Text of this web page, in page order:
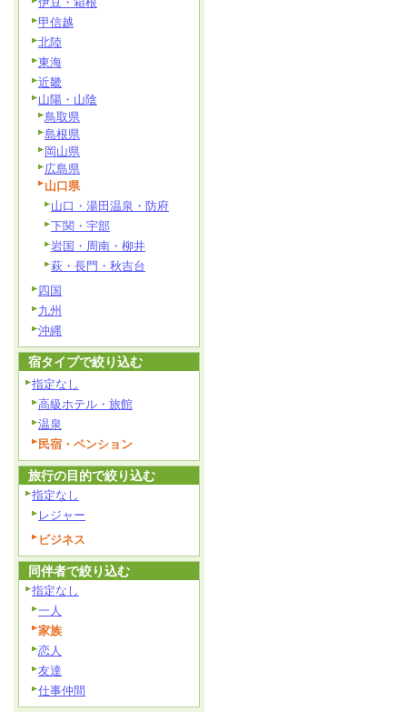
甲信越
北陸
東海
近畿
山陽・山陰
鳥取県
島根県
岡山県
広島県
山口県
山口・湯田温泉・防府
下関・宇部
岩国・周南・柳井
萩・長門・秋吉台
四国
九州
沖縄
宿タイプで絞り込む
指定なし
高級ホテル・旅館
温泉
民宿・ペンション
旅行の目的で絞り込む
指定なし
レジャー
ビジネス
同伴者で絞り込む
指定なし
一人
家族
恋人
友達
仕事仲間